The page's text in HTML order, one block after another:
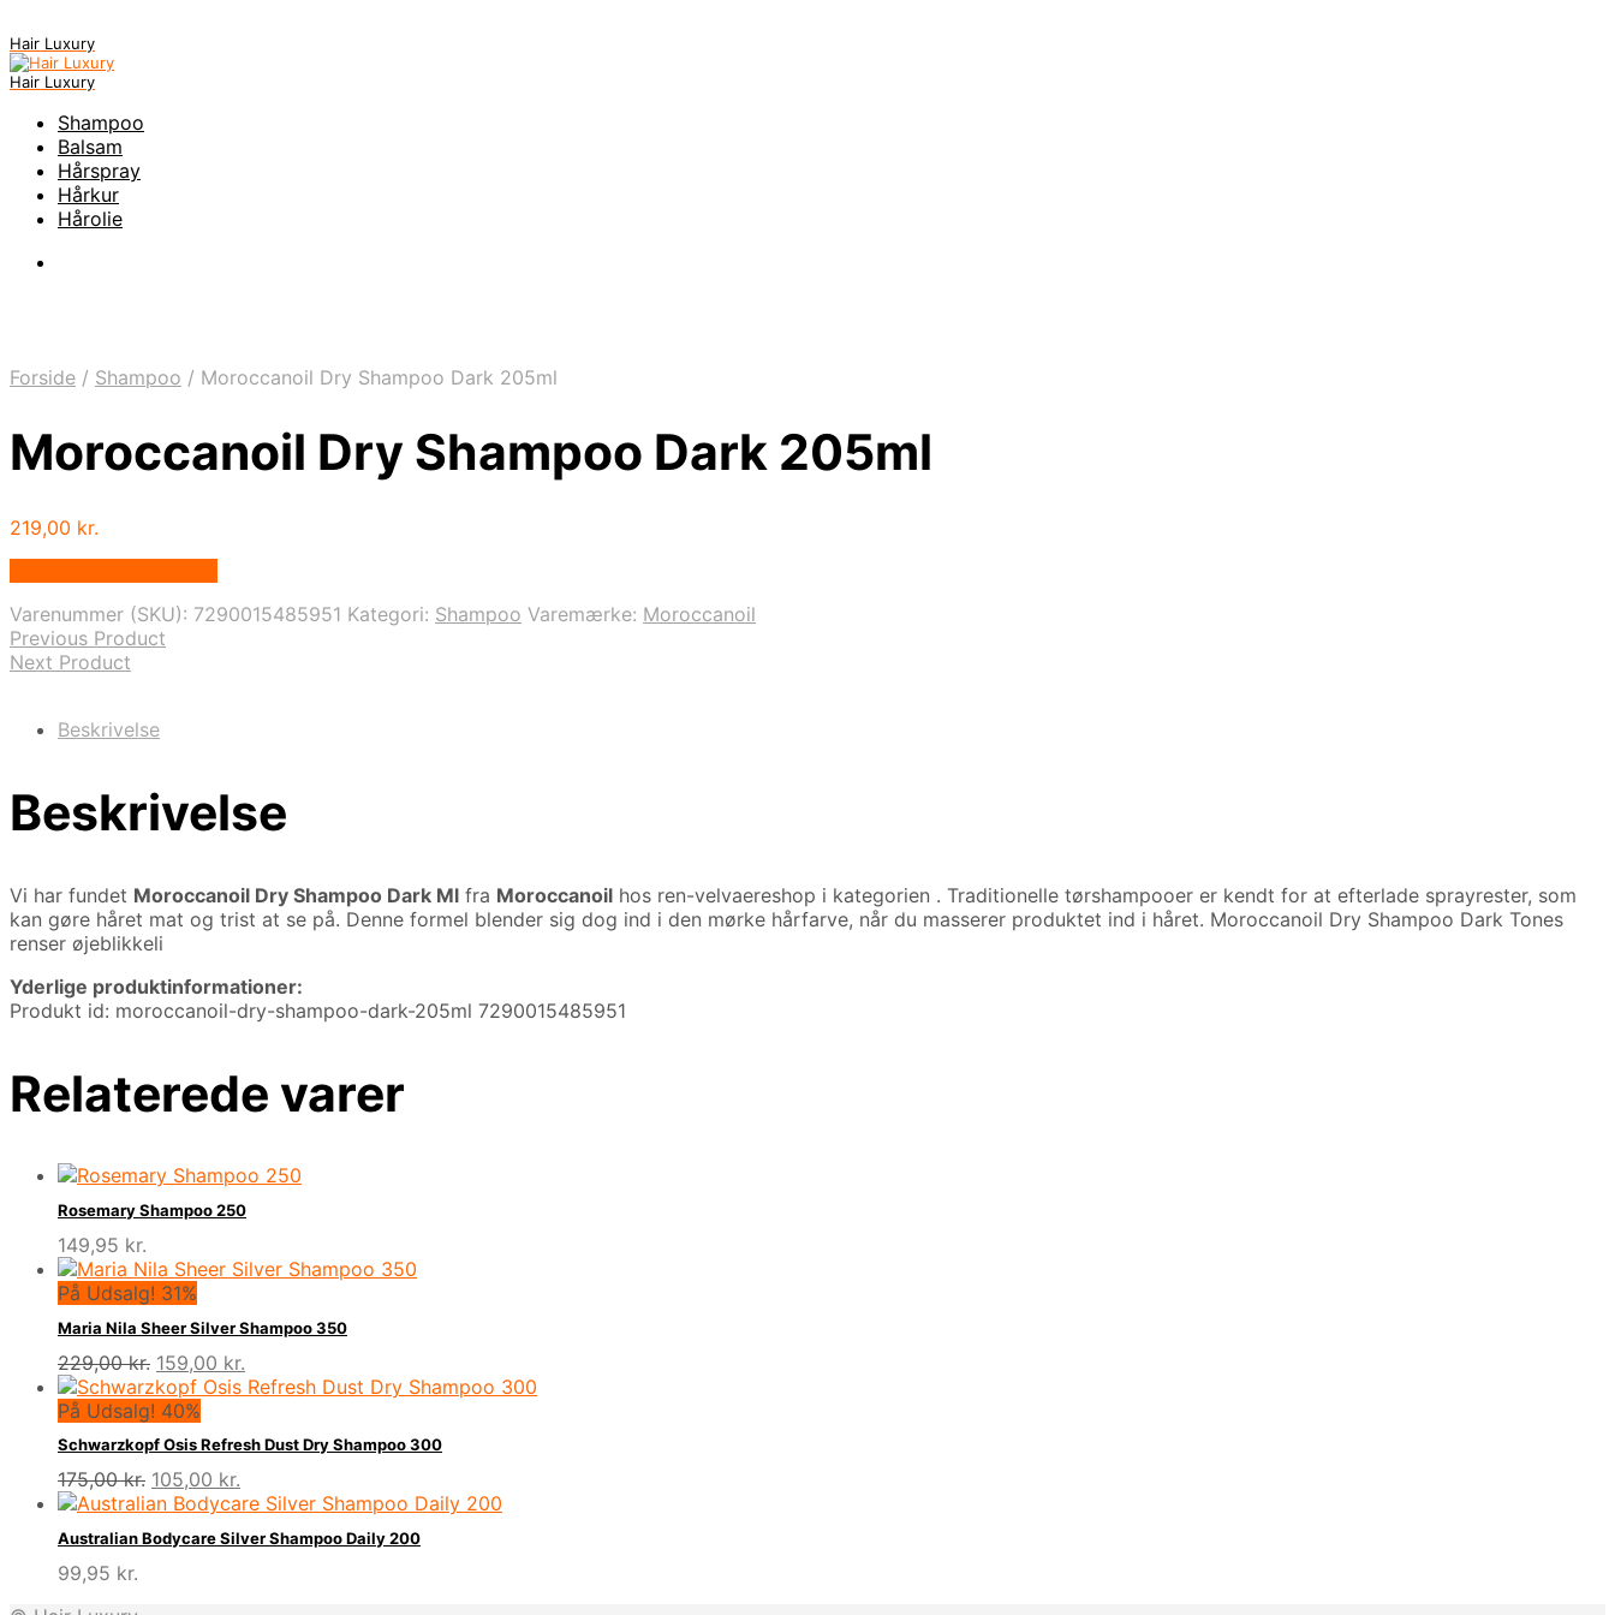
Hair Luxury
Hair Luxury
Shampoo
Balsam
Hårspray
Hårkur
Hårolie
Forside / Shampoo / Moroccanoil Dry Shampoo Dark 205ml
Moroccanoil Dry Shampoo Dark 205ml
219,00 kr.
Varenummer (SKU): 7290015485951 Kategori: Shampoo Varemærke: Moroccanoil
Previous Product
Next Product
Beskrivelse
Beskrivelse
Vi har fundet Moroccanoil Dry Shampoo Dark Ml fra Moroccanoil hos ren-velvaereshop i kategorien . Traditionelle tørshampooer er kendt for at efterlade sprayrester, som
kan gøre håret mat og trist at se på. Denne formel blender sig dog ind i den mørke hårfarve, når du masserer produktet ind i håret. Moroccanoil Dry Shampoo Dark Tones
renser øjeblikkeli
Yderlige produktinformationer:
Produkt id: moroccanoil-dry-shampoo-dark-205ml 7290015485951
Relaterede varer
Rosemary Shampoo 250
149,95 kr.
På Udsalg! 31%
Maria Nila Sheer Silver Shampoo 350
229,00kr. Den
oprindelige
pris
var:
229,00 kr..
159,00 kr.
aktuelle
er:
159,00 kr..
På Udsalg! 40%
Schwarzkopf Osis Refresh Dust Dry Shampoo 300
175,00kr. Den
oprindelige
pris
var:
105,00 kr.
aktuelle
pris
er:
Australian Bodycare Silver Shampoo Daily 200
99,95 kr.